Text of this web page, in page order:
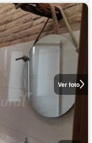
Ver foto